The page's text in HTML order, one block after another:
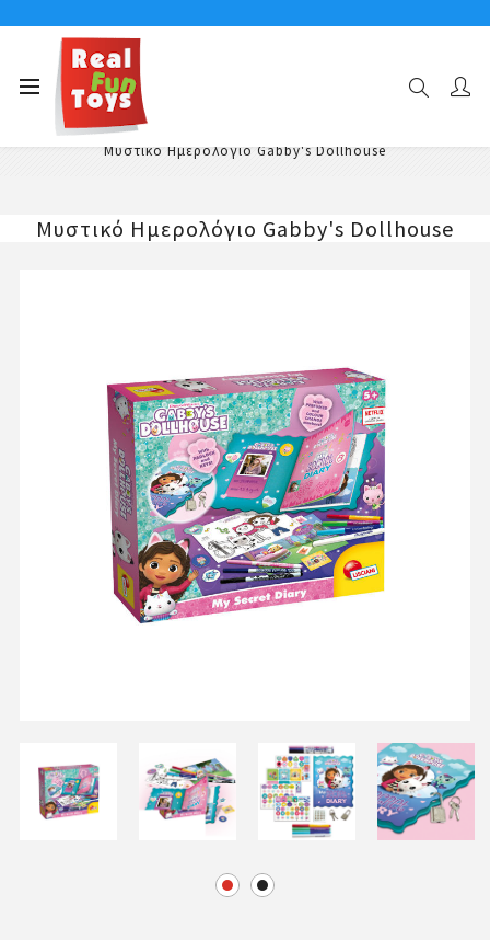
Αρχική σελίδα
Παιχνίδια Κατασκευών - Δημιουργίας
Παιδικά Βιβλία Δραστηριοτήτων
Μυστικό Ημερολόγιο Gabby's Dollhouse
Μυστικό Ημερολόγιο Gabby's Dollhouse